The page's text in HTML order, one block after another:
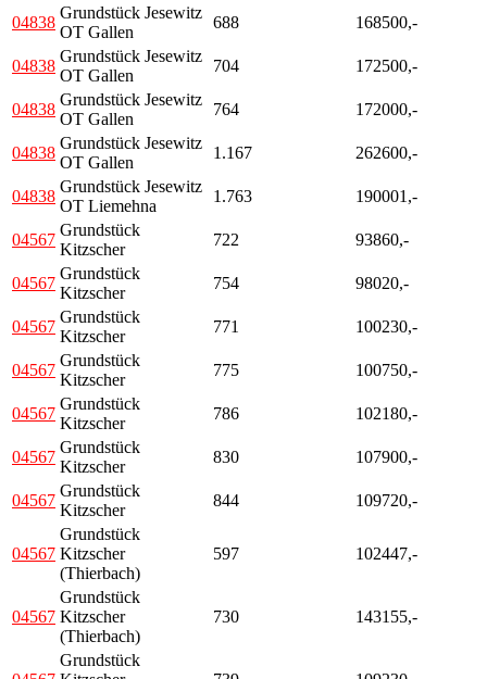
04838
Grundstück Jesewitz
OT Gallen
688 168500,-
04838
Grundstück Jesewitz
OT Gallen
704 172500,-
04838
Grundstück Jesewitz
OT Gallen
764 172000,-
04838
Grundstück Jesewitz
OT Gallen
1.167 262600,-
04838
Grundstück Jesewitz
OT Liemehna
1.763 190001,-
04567
Grundstück
Kitzscher
722 93860,-
04567
Grundstück
Kitzscher
754 98020,-
04567
Grundstück
Kitzscher
771 100230,-
04567
Grundstück
Kitzscher
775 100750,-
04567
Grundstück
Kitzscher
786 102180,-
04567
Grundstück
Kitzscher
830 107900,-
04567
Grundstück
Kitzscher
844 109720,-
04567
Grundstück
Kitzscher
(Thierbach)
597 102447,-
04567
Grundstück
Kitzscher
(Thierbach)
730 143155,-
Grundstück